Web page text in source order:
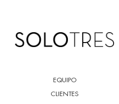
EQUIPO
CLIENTES